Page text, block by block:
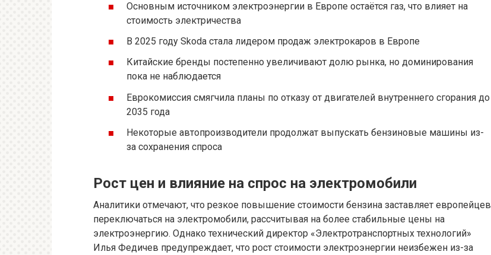
Основным источником электроэнергии в Европе остаётся газ, что влияет на
стоимость электричества
В 2025 году Skoda стала лидером продаж электрокаров в Европе
Китайские бренды постепенно увеличивают долю рынка, но доминирования
пока не наблюдается
Еврокомиссия смягчила планы по отказу от двигателей внутреннего сгорания до
2035 года
Некоторые автопроизводители продолжат выпускать бензиновые машины из-
за сохранения спроса
Рост цен и влияние на спрос на электромобили
Аналитики отмечают, что резкое повышение стоимости бензина заставляет европейцев
переключаться на электромобили, рассчитывая на более стабильные цены на
электроэнергию. Однако технический директор «Электротранспортных технологий»
Илья Федичев предупреждает, что рост стоимости электроэнергии неизбежен из-за